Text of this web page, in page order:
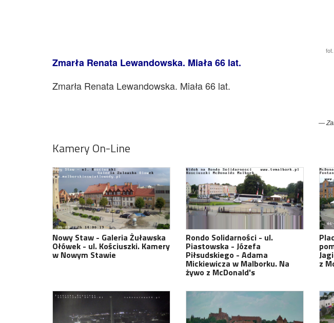
Zmarła Renata Lewandowska. Miała 66 lat.
Zmarła Renata Lewandowska. Miała 66 lat.
Kamery On-Line
Nowy Staw - Galeria Żuławska
Ołówek - ul. Kościuszki. Kamery
w Nowym Stawie
Rondo Solidarności - ul.
Piastowska - Józefa
Piłsudskiego - Adama
Mickiewicza w Malborku. Na
żywo z McDonald's
z
w